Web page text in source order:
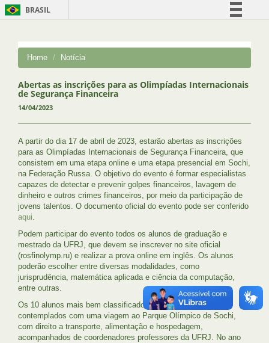
BRASIL
Comunica BR
Acesso à informação
Home Notícia
Abertas as inscrições para as Olimpíadas Internacionais
de Segurança Financeira
14/04/2023
A partir do dia 17 de abril de 2023, estarão abertas as inscrições
para as Olimpíadas Internacionais de Segurança Financeira, que
consistem em uma etapa online e uma etapa presencial em Sochi,
na Federação Russa. O objetivo do evento é formar especialistas
capazes de detectar e prevenir golpes financeiros, lavagem de
dinheiro e outros crimes financeiros, por meio da participação de
jovens talentos. O documento oficial do evento pode ser conferido
aqui.
Podem participar do evento todos os alunos de graduação e
mestrado da UFRJ, que devem se inscrever no site oficial
(rosfinolymp.ru) e realizar a prova online em inglês. Os alunos
poderão escolher entre diversas modalidades, como
jurisprudência, matemática aplicada e ciência da computação,
entre outras.
Os 10 alunos mais bem classificados da UFRJ serão
contemplados com uma viagem ao Parque Olímpico de Sochi,
com direito a transporte, alimentação e hospedagem,
acompanhados de coordenadores professores da UFRJ. No ano